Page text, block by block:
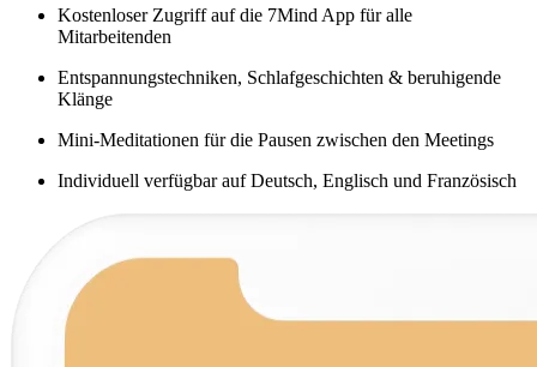
Kostenloser Zugriff auf die 7Mind App für alle
Mitarbeitenden
Entspannungstechniken, Schlafgeschichten & beruhigende
Klänge
Mini-Meditationen für die Pausen zwischen den Meetings
Individuell verfügbar auf Deutsch, Englisch und Französisch